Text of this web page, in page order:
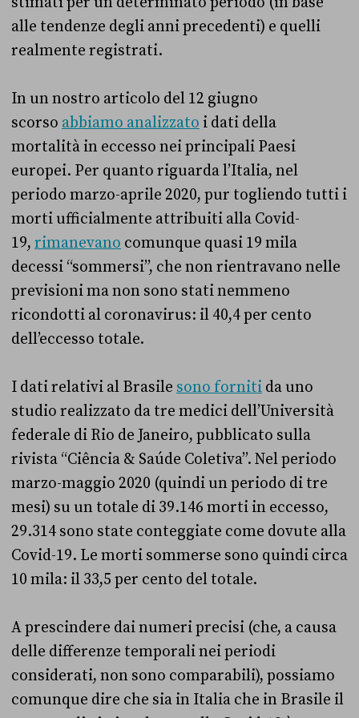
alle tendenze degli anni precedenti) e quelli
realmente registrati.
In un nostro articolo del 12 giugno
scorso abbiamo analizzato i dati della
mortalità in eccesso nei principali Paesi
europei. Per quanto riguarda l’Italia, nel
periodo marzo-aprile 2020, pur togliendo tutti i
morti ufficialmente attribuiti alla Covid-
19, rimanevano comunque quasi 19 mila
decessi “sommersi”, che non rientravano nelle
previsioni ma non sono stati nemmeno
ricondotti al coronavirus: il 40,4 per cento
dell’eccesso totale.
I dati relativi al Brasile sono forniti da uno
studio realizzato da tre medici dell’Università
federale di Rio de Janeiro, pubblicato sulla
rivista “Ciência & Saúde Coletiva”. Nel periodo
marzo-maggio 2020 (quindi un periodo di tre
mesi) su un totale di 39.146 morti in eccesso,
29.314 sono state conteggiate come dovute alla
Covid-19. Le morti sommerse sono quindi circa
10 mila: il 33,5 per cento del totale.
A prescindere dai numeri precisi (che, a causa
delle differenze temporali nei periodi
considerati, non sono comparabili), possiamo
comunque dire che sia in Italia che in Brasile il